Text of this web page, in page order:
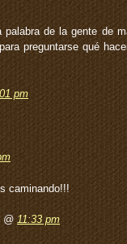
de la gente de
preguntarse qué
pm
caminando!!!
@ 11:33 pm